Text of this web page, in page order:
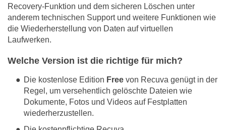
Recovery-Funktion und dem sicheren Löschen unter
anderem technischen Support und weitere Funktionen wie
die Wiederherstellung von Daten auf virtuellen
Laufwerken.
​Welche Version ist die richtige für mich?
Die kostenlose Edition Free von Recuva genügt in der
Regel, um versehentlich gelöschte Dateien wie
Dokumente, Fotos und Videos auf Festplatten
wiederherzustellen.